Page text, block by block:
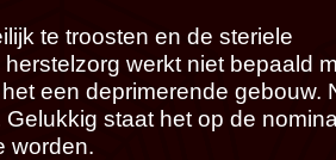
te troosten en de steriele
werkt niet bepaald
een deprimerende gebouw.
Gelukkig staat het op de
worden.